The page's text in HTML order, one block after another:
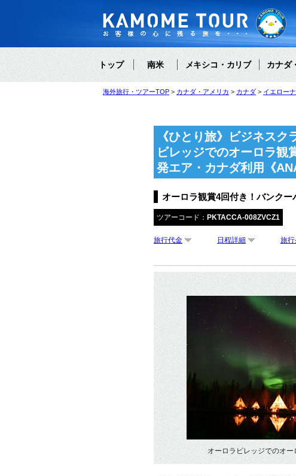
トップ 南米 メキシコ・カリブ カナダ
海外旅行・ツアーTOP カナダ・アメリカ カナダ イエロー
《ひとり旅》ビジネス
ビレッジでのオーロラ観
発エア・カナダ利用《
オーロラ観賞4回付き！バンク
ツアーコード： PKTACCA-008ZVCZ1
旅行代金 日程詳細 旅
オーロラビレッジでのオ